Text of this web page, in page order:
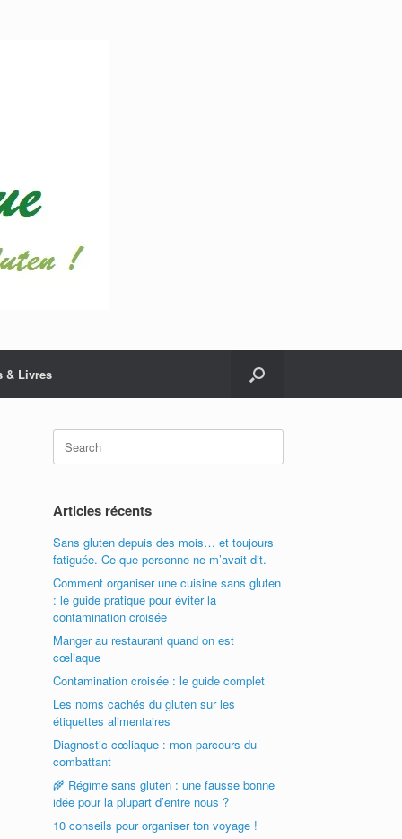
& Livres
Search
for:
Articles récents
Sans gluten depuis des mois… et toujours
fatiguée. Ce que personne ne m’avait dit.
Comment organiser une cuisine sans gluten
: le guide pratique pour éviter la
contamination croisée
Manger au restaurant quand on est
cœliaque
Contamination croisée : le guide complet
Les noms cachés du gluten sur les
étiquettes alimentaires
Diagnostic cœliaque : mon parcours du
combattant
🌾 Régime sans gluten : une fausse bonne
idée pour la plupart d’entre nous ?
10 conseils pour organiser ton voyage !